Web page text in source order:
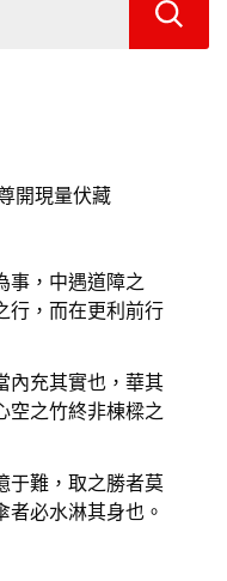
開現量伏藏
事，中遇道障之
行，而在更利前行
內充其實也，華其
空之竹終非棟樑之
于難，取之勝者莫
必水淋其身也。